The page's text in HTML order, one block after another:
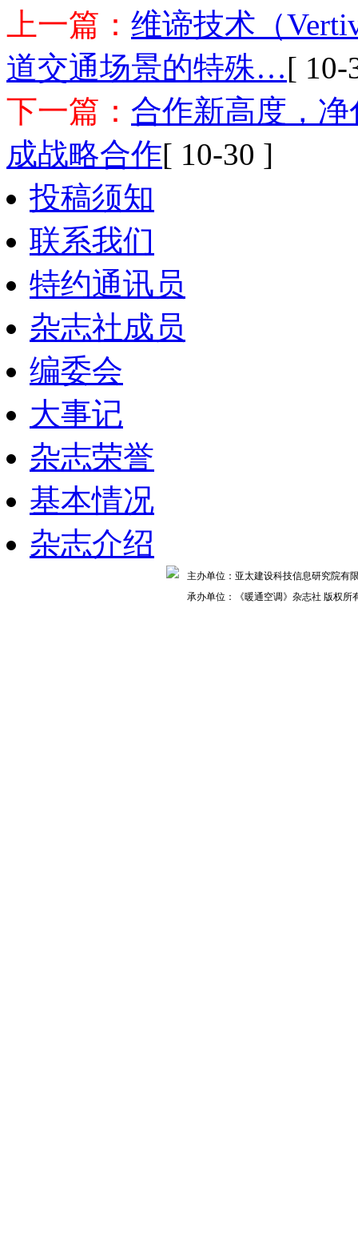
上一篇： 维谛技术（
道交通场景的特殊…[ 10-
下一篇： 合作新高度，
成战略合作[ 10-30 ]
投稿须知
联系我们
特约通讯员
杂志社成员
编委会
大事记
杂志荣誉
基本情况
杂志介绍
主办单位：亚太建设科技信息研究院
承办单位：《暖通空调》杂志社 版权